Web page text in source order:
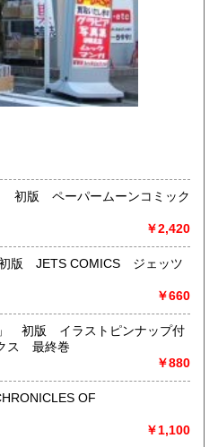
ア、なつかしの本
漫画などの趣味本は当店にお
べてにわたります。
ディーズなどの昔の女優・アイ
バム系、イラスト集、
ム、攻略本・設定資料集
イ、音楽
ことができます。
のでお気軽にご相談ください。
駅
後5時に閉店、年始は3日正午よ
初版 ペーパームーンコミック
￥2,420
版 JETS COMICS ジェッツ
￥660
初版 イラストピンナップ付
ス 最終巻
￥880
OF
￥1,100